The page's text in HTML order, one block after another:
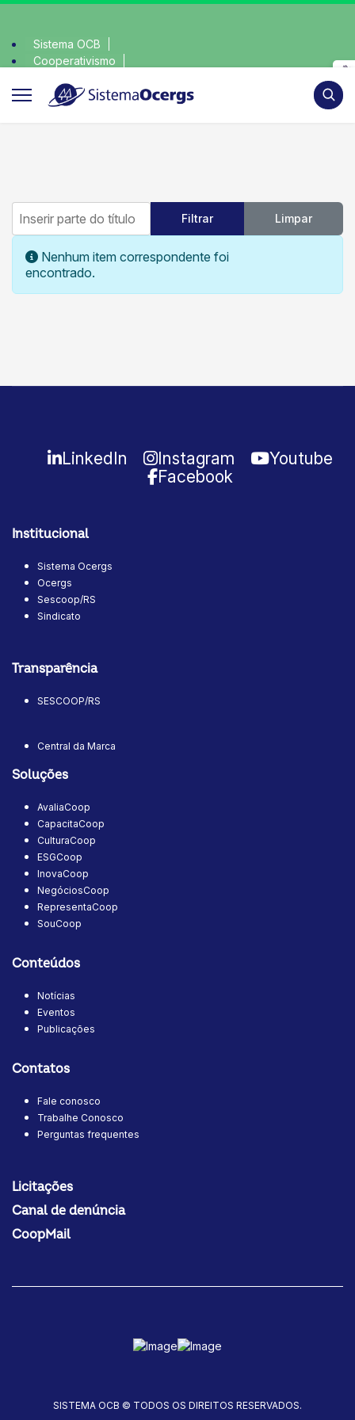
Sistema OCB
Cooperativismo
Inserir parte do título
Filtrar Limpar
Informação
Nenhum item correspondente foi
encontrado.
LinkedIn Instagram
Youtube
Facebook
Institucional
Sistema Ocergs
Ocergs
Sescoop/RS
Sindicato
Transparência
SESCOOP/RS
Central da Marca
Soluções
AvaliaCoop
CapacitaCoop
CulturaCoop
ESGCoop
InovaCoop
NegóciosCoop
RepresentaCoop
SouCoop
Conteúdos
Notícias
Eventos
Publicações
Contatos
Fale conosco
Trabalhe Conosco
Perguntas frequentes
Licitações
Canal de denúncia
CoopMail
SISTEMA OCB © TODOS OS DIREITOS RESERVADOS.